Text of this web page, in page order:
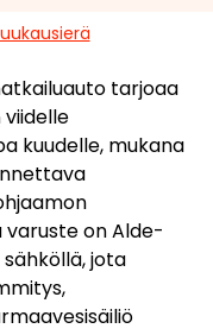
tarjoaa
kuudelle, mukana
varuste on Alde-
jota